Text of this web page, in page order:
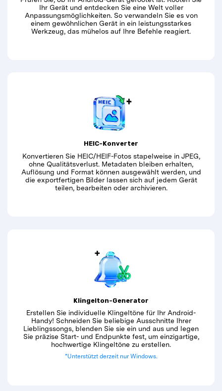
Ihr Gerät und entdecken Sie eine Welt voller
Anpassungsmöglichkeiten. So verwandeln Sie es von
einem gewöhnlichen Gerät in ein leistungsstarkes
Werkzeug, das mühelos auf Ihre Befehle reagiert.
HEIC-Konverter
Konvertieren Sie HEIC/HEIF-Fotos stapelweise in JPEG,
ohne Qualitätsverlust. Metadaten bleiben erhalten,
Auflösung und Format können ausgewählt werden, und
die exportfertigen Bilder lassen sich auf jedem Gerät
teilen, bearbeiten oder archivieren.
Klingelton-Generator
Erstellen Sie individuelle Klingeltöne für Ihr Android-
Handy! Schneiden Sie beliebige Ausschnitte Ihrer
Lieblingssongs, blenden Sie sie ein und aus und legen
Sie präzise Start- und Endpunkte fest, um einzigartige,
hochwertige Klingeltöne zu erstellen.
*Unterstützt derzeit nur Windows.